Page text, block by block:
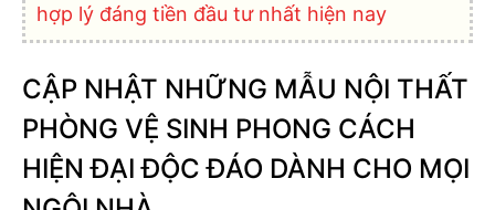
hợp lý đáng tiền đầu tư nhất hiện nay
CẬP NHẬT NHỮNG MẪU NỘI THẤT
PHÒNG VỆ SINH PHONG CÁCH
HIỆN ĐẠI ĐỘC ĐÁO DÀNH CHO MỌI